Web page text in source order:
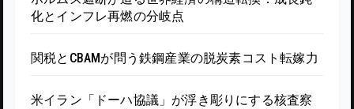
化とインフレ再燃の分岐点
関税とCBAMが問う鉄鋼産業の脱炭素コスト転嫁力
米イラン「ドーハ協議」が浮き彫りにする核査察